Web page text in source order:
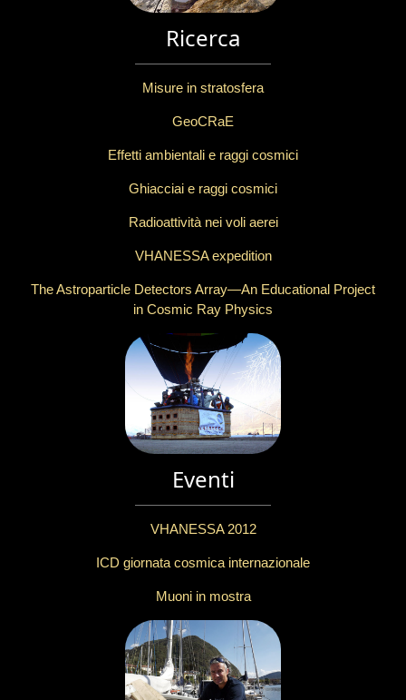
Ricerca
Misure in stratosfera
GeoCRaE
Effetti ambientali e raggi cosmici
Ghiacciai e raggi cosmici
Radioattività nei voli aerei
VHANESSA expedition
The Astroparticle Detectors Array—An Educational Project
in Cosmic Ray Physics
Eventi
VHANESSA 2012
ICD giornata cosmica internazionale
Muoni in mostra